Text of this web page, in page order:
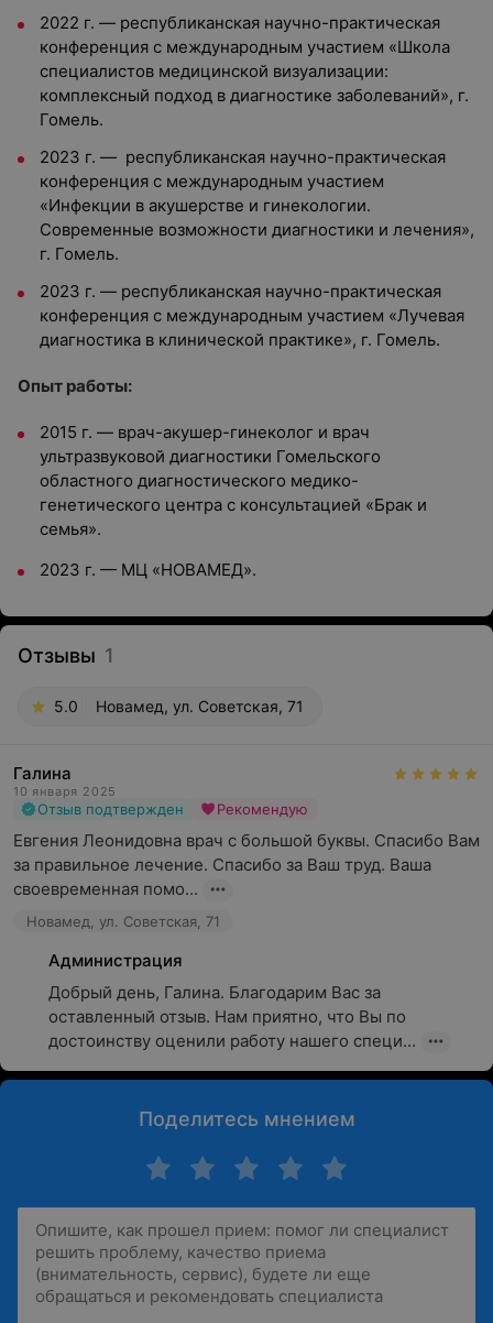
2022 г. — республиканская научно-практическая
конференция с международным участием «Школа
специалистов медицинской визуализации:
комплексный подход в диагностике заболеваний», г.
Гомель.
2023 г. — республиканская научно-практическая
конференция с международным участием
«Инфекции в акушерстве и гинекологии.
Современные возможности диагностики и лечения»,
г. Гомель.
2023 г. — республиканская научно-практическая
конференция с международным участием «Лучевая
диагностика в клинической практике», г. Гомель.
Опыт работы:
2015 г. — врач-акушер-гинеколог и врач
ультразвуковой диагностики Гомельского
областного диагностического медико-
генетического центра с консультацией «Брак и
семья».
2023 г. — МЦ «НОВАМЕД».
Отзывы 1
5.0 Новамед, ул. Советская, 71
Галина
10 января 2025
Отзыв подтвержден Рекомендую
Евгения Леонидовна врач с большой буквы. Спасибо Вам
за правильное лечение. Спасибо за Ваш труд. Ваша
своевременная помо...
Новамед, ул. Советская, 71
Администрация
Добрый день, Галина. Благодарим Вас за
оставленный отзыв. Нам приятно, что Вы по
достоинству оценили работу нашего специ...
Поделитесь мнением